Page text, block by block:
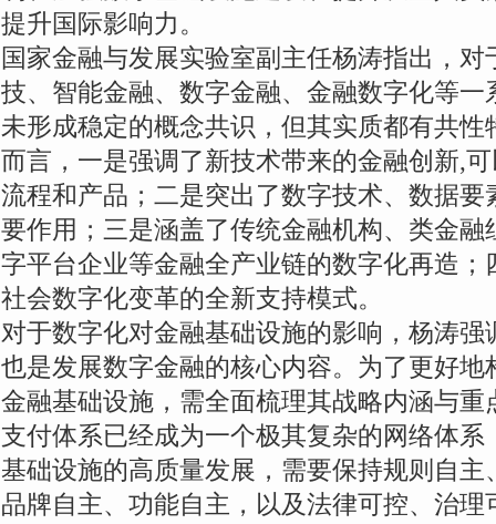
提升国际影响力。
国家金融与发展实验室副主任杨涛指出，
技、智能金融、数字金融、金融数字化等
未形成稳定的概念共识，但其实质都有共
而言，一是强调了新技术带来的金融创新,
流程和产品；二是突出了数字技术、数据
要作用；三是涵盖了传统金融机构、类金
字平台企业等金融全产业链的数字化再造
社会数字化变革的全新支持模式。
对于数字化对金融基础设施的影响，杨涛
也是发展数字金融的核心内容。为了更好
金融基础设施，需全面梳理其战略内涵与
支付体系已经成为一个极其复杂的网络体
基础设施的高质量发展，需要保持规则自
品牌自主、功能自主，以及法律可控、治